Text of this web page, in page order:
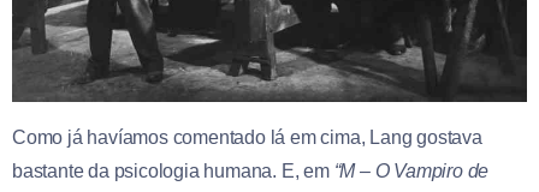
Como já havíamos comentado lá em cima, Lang gostava
bastante da psicologia humana. E, em “M – O Vampiro de